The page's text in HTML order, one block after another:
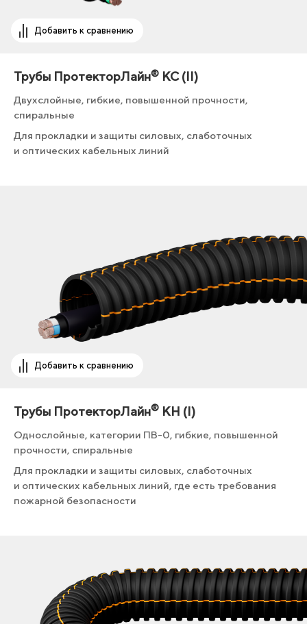
Добавить к сравнению
Трубы ПротекторЛайн® КС (II)
Двухслойные, гибкие, повышенной прочности,
спиральные
Для прокладки и защиты силовых, слаботочных
и оптических кабельных линий
Добавить к сравнению
Трубы ПротекторЛайн® КН (I)
Однослойные, категории ПВ-0, гибкие, повышенной
прочности, спиральные
Для прокладки и защиты силовых, слаботочных
и оптических кабельных линий, где есть требования
пожарной безопасности